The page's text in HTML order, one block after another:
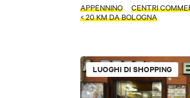
APPENNINO
CENTRI
< 20 KM DA BOLOGNA
LUOGHI DI SHOPPING